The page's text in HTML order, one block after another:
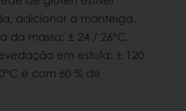
adicionar a manteiga.
da massa: ± 24 / 26ºC.
em estufa: ± 120
e com 60 % de